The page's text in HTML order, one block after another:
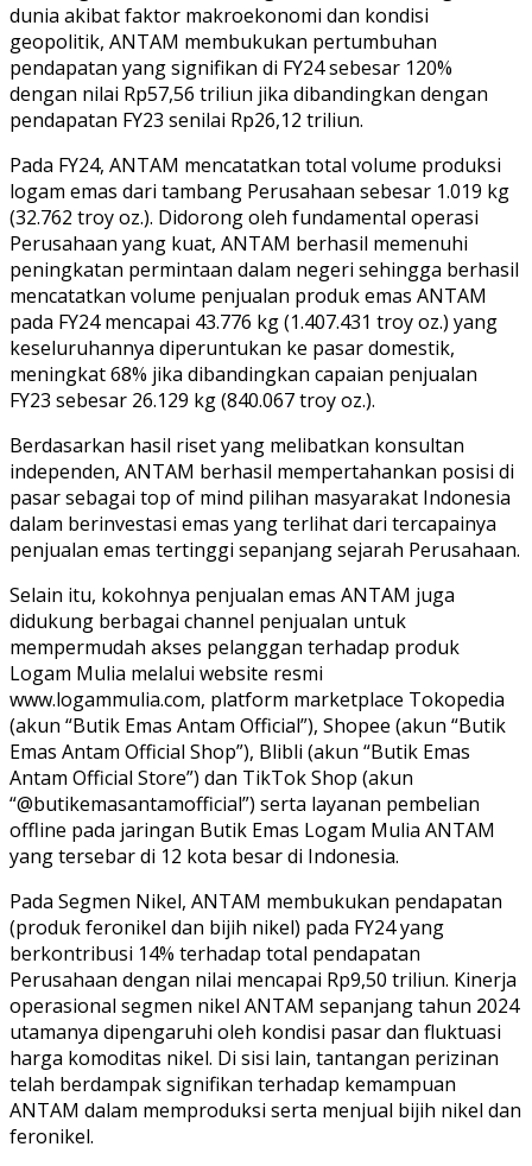
dunia akibat faktor makroekonomi dan kondisi
geopolitik, ANTAM membukukan pertumbuhan
pendapatan yang signifikan di FY24 sebesar 120%
dengan nilai Rp57,56 triliun jika dibandingkan dengan
pendapatan FY23 senilai Rp26,12 triliun.
Pada FY24, ANTAM mencatatkan total volume produksi
logam emas dari tambang Perusahaan sebesar 1.019 kg
(32.762 troy oz.). Didorong oleh fundamental operasi
Perusahaan yang kuat, ANTAM berhasil memenuhi
peningkatan permintaan dalam negeri sehingga berhasil
mencatatkan volume penjualan produk emas ANTAM
pada FY24 mencapai 43.776 kg (1.407.431 troy oz.) yang
keseluruhannya diperuntukan ke pasar domestik,
meningkat 68% jika dibandingkan capaian penjualan
FY23 sebesar 26.129 kg (840.067 troy oz.).
Berdasarkan hasil riset yang melibatkan konsultan
independen, ANTAM berhasil mempertahankan posisi di
pasar sebagai top of mind pilihan masyarakat Indonesia
dalam berinvestasi emas yang terlihat dari tercapainya
penjualan emas tertinggi sepanjang sejarah Perusahaan.
Selain itu, kokohnya penjualan emas ANTAM juga
didukung berbagai channel penjualan untuk
mempermudah akses pelanggan terhadap produk
Logam Mulia melalui website resmi
www.logammulia.com, platform marketplace Tokopedia
(akun “Butik Emas Antam Official”), Shopee (akun “Butik
Emas Antam Official Shop”), Blibli (akun “Butik Emas
Antam Official Store”) dan TikTok Shop (akun
“@butikemasantamofficial”) serta layanan pembelian
offline pada jaringan Butik Emas Logam Mulia ANTAM
yang tersebar di 12 kota besar di Indonesia.
Pada Segmen Nikel, ANTAM membukukan pendapatan
(produk feronikel dan bijih nikel) pada FY24 yang
berkontribusi 14% terhadap total pendapatan
Perusahaan dengan nilai mencapai Rp9,50 triliun. Kinerja
operasional segmen nikel ANTAM sepanjang tahun 2024
utamanya dipengaruhi oleh kondisi pasar dan fluktuasi
harga komoditas nikel. Di sisi lain, tantangan perizinan
telah berdampak signifikan terhadap kemampuan
ANTAM dalam memproduksi serta menjual bijih nikel dan
feronikel.